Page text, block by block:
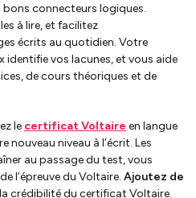
connecteurs logiques.
à lire, et facilitez
écrits au quotidien. Votre
identifie vos lacunes, et vous aide
de cours théoriques et de
le certificat Voltaire en langue
niveau à l’écrit. Les
au passage du test, vous
l’épreuve du Voltaire. Ajoutez de
crédibilité du certificat Voltaire.